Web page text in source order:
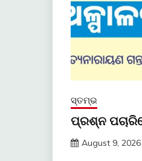
ସ୍ତମ୍ଭ
ପ୍ରଶ୍ନ
August 9, 2026